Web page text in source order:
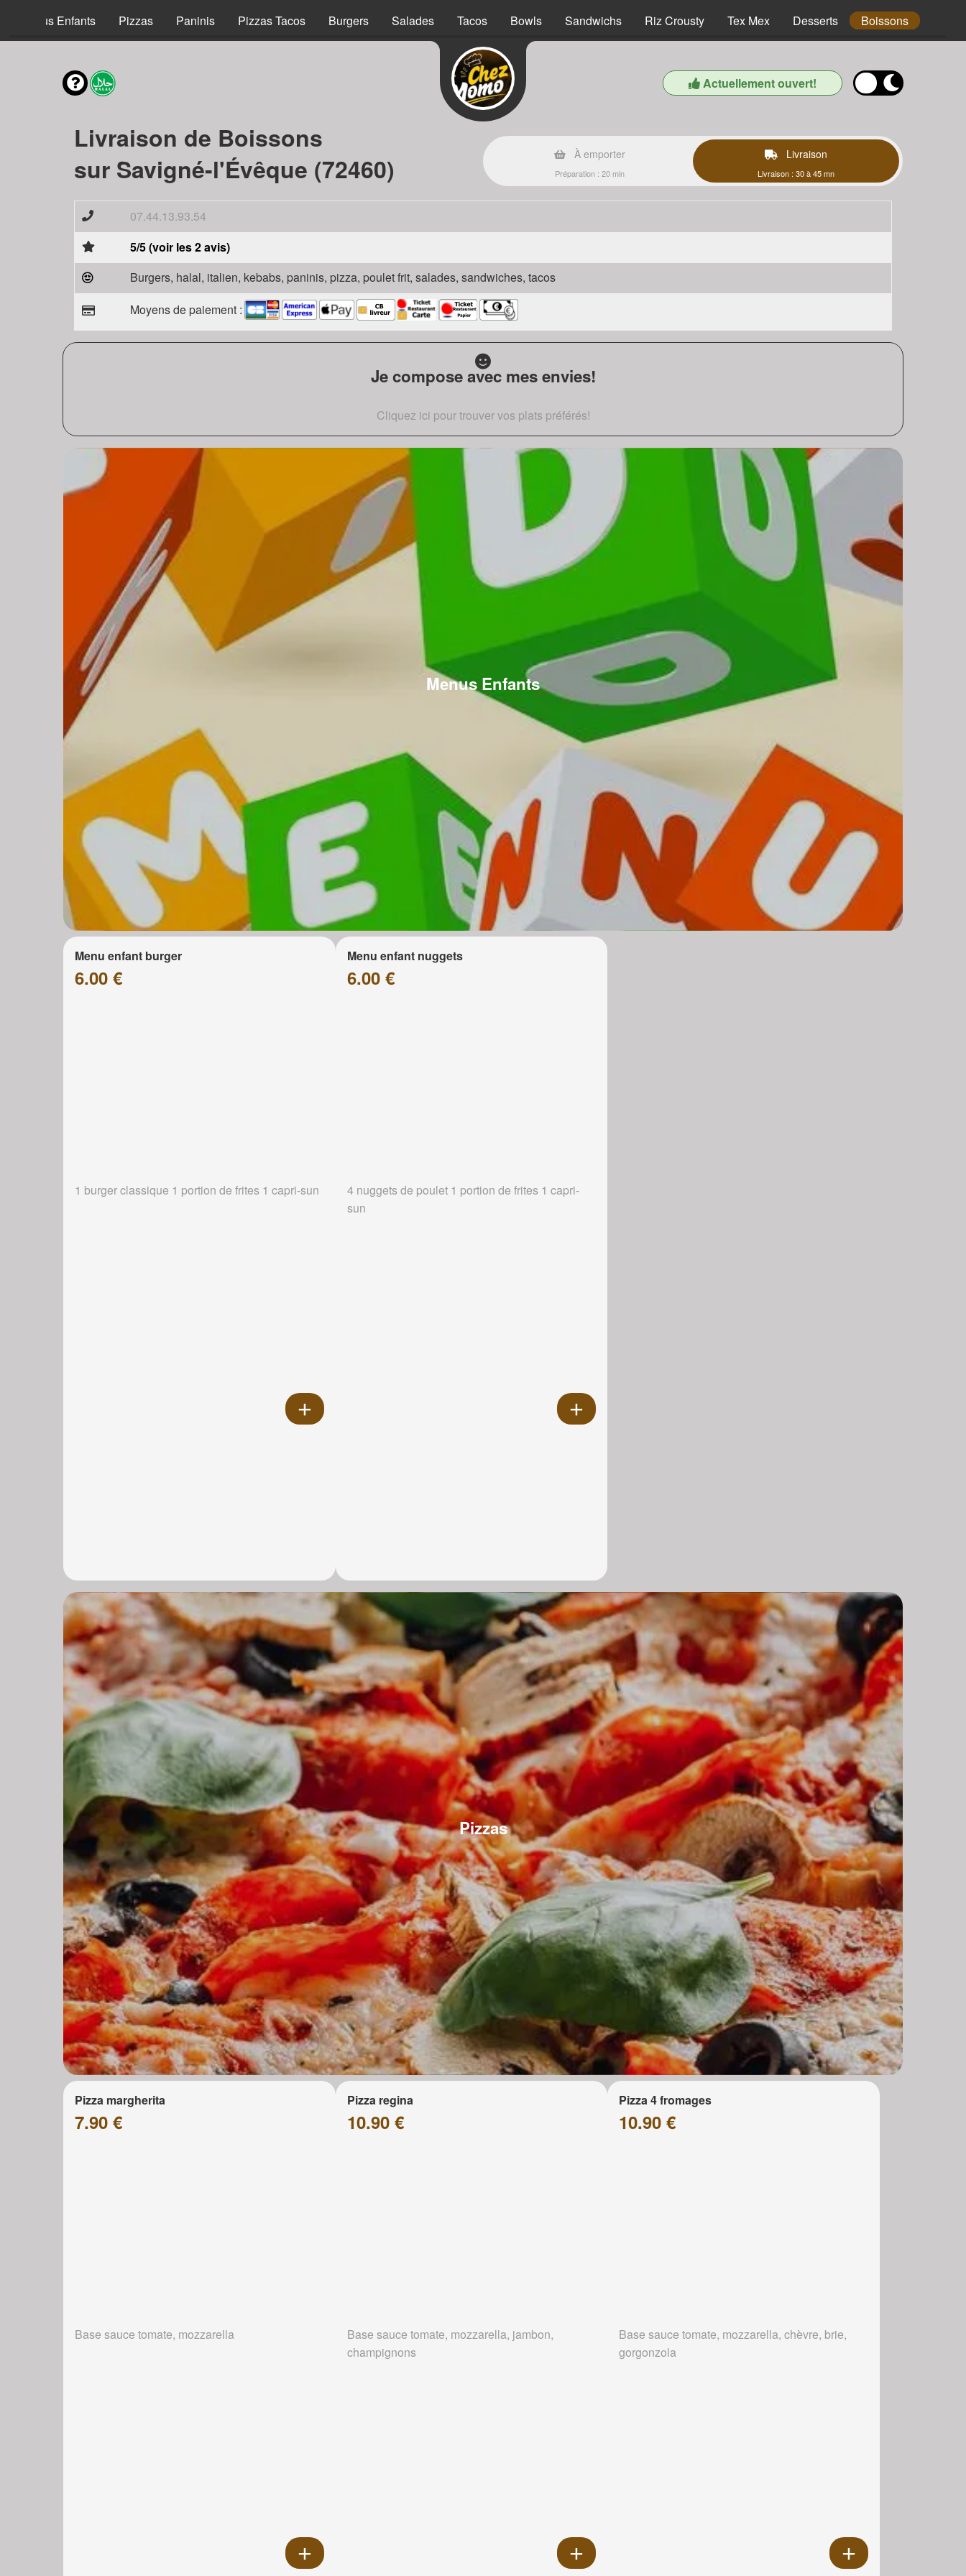
Menus Enfants Pizzas Paninis Pizzas Tacos Burgers Salades Tacos Bowls Sandwichs Riz Crousty Tex Mex Desserts Boissons
Actuellement ouvert!
Livraison de Boissons
sur Savigné-l'Évêque (72460)
À emporter
Préparation : 20 min
Livraison
Livraison : 30 à 45 mn
07.44.13.93.54
5/5 (voir les 2 avis)
Burgers, halal, italien, kebabs, paninis, pizza, poulet frit, salades, sandwiches, tacos
Moyens de paiement :
Je compose avec mes envies!
Cliquez ici pour trouver vos plats préférés!
Menus Enfants
Menu enfant burger
6.00 €
1 burger classique 1 portion de frites 1 capri-sun
Menu enfant nuggets
6.00 €
4 nuggets de poulet 1 portion de frites 1 capri-
sun
Pizzas
Pizza margherita
7.90 €
Base sauce tomate, mozzarella
Pizza regina
10.90 €
Base sauce tomate, mozzarella, jambon,
champignons
Pizza 4 fromages
10.90 €
Base sauce tomate, mozzarella, chèvre, brie,
gorgonzola